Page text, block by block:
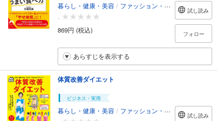
暮らし・健康・美容 / ファッション・美容
-
869円 (税込)
試し読み
フォロー
あらすじを表示する
体質改善ダイエット
ビジネス・実用
暮らし・健康・美容 / ファッション・美容
試し読み